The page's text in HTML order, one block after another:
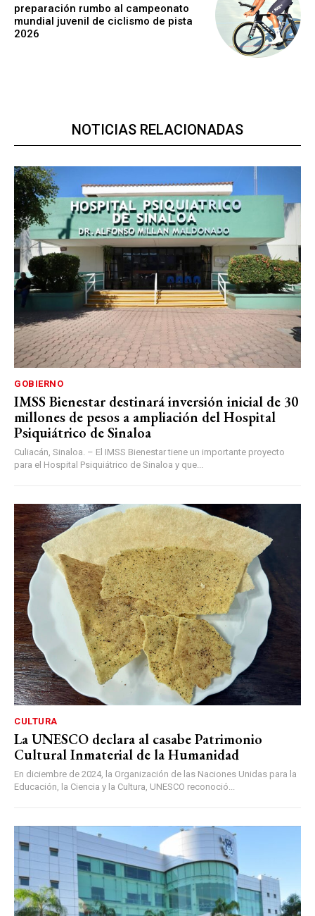
preparación rumbo al campeonato
mundial juvenil de ciclismo de pista
2026
NOTICIAS RELACIONADAS
GOBIERNO
IMSS Bienestar destinará inversión inicial de 30
millones de pesos a ampliación del Hospital
Psiquiátrico de Sinaloa
Culiacán, Sinaloa. – El IMSS Bienestar tiene un importante proyecto
para el Hospital Psiquiátrico de Sinaloa y que...
CULTURA
La UNESCO declara al casabe Patrimonio
Cultural Inmaterial de la Humanidad
En diciembre de 2024, la Organización de las Naciones Unidas para la
Educación, la Ciencia y la Cultura, UNESCO reconoció...